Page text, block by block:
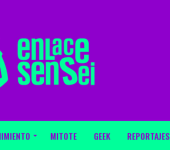
MITOTE GEEK REPORTAJES